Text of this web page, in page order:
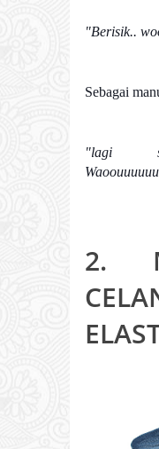
"Berisik..
Sebagai
"lagi
2.